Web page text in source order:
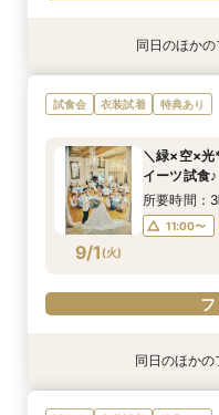
衣装試着 特典あり
8/31(月)
【必要な「
新プラン”体
11:00〜
衣装試着 特典あり
8/31(月)
《マタニテ
心相談会◎
11:00〜
8/31(月)
【タイパ重
短時間でご
12:00〜
16:00〜
衣装試着 特典あり
8/31(月)
《ペットも
式体験×豪華
11:00〜
8/31(月)
【オンライ
11:00〜
衣装試着 特典あり
8/31(月)
【少人数ウ
牛フィレ試
11:00〜
衣装試着 特典あり
8/31(月)
《遠方応援
食付♪安心相
9:00〜
11:00〜
17:00〜
同日のほかの
試食会 衣装試着 特典あり
9/1 (火)
＼緑×空×光
イーツ試食♪
所要時間：
11:00〜
衣装試着 特典あり
衣装試着 特典あり
衣装試着 特典あり
衣装試着 特典あり
同日のほかの